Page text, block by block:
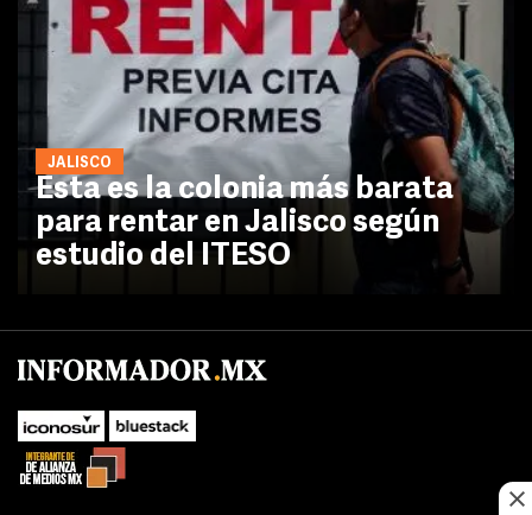
JALISCO
Esta es la colonia más barata
para rentar en Jalisco según
estudio del ITESO